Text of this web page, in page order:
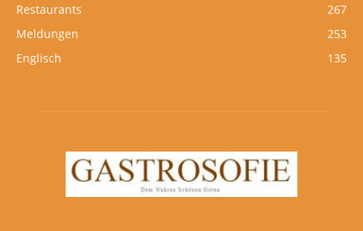
Restaurants
267
Meldungen
253
Englisch
135